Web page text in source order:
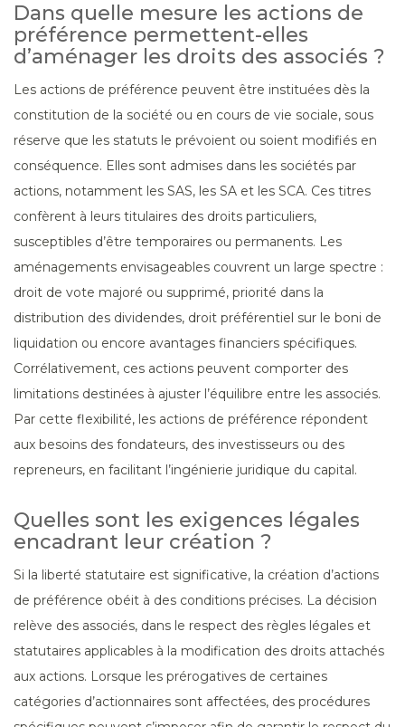
Dans quelle mesure les actions de
préférence permettent-elles
d’aménager les droits des associés ?
Les actions de préférence peuvent être instituées dès la
constitution de la société ou en cours de vie sociale, sous
réserve que les statuts le prévoient ou soient modifiés en
conséquence. Elles sont admises dans les sociétés par
actions, notamment les SAS, les SA et les SCA. Ces titres
confèrent à leurs titulaires des droits particuliers,
susceptibles d’être temporaires ou permanents. Les
aménagements envisageables couvrent un large spectre :
droit de vote majoré ou supprimé, priorité dans la
distribution des dividendes, droit préférentiel sur le boni de
liquidation ou encore avantages financiers spécifiques.
Corrélativement, ces actions peuvent comporter des
limitations destinées à ajuster l’équilibre entre les associés.
Par cette flexibilité, les actions de préférence répondent
aux besoins des fondateurs, des investisseurs ou des
repreneurs, en facilitant l’ingénierie juridique du capital.
Quelles sont les exigences légales
encadrant leur création ?
Si la liberté statutaire est significative, la création d’actions
de préférence obéit à des conditions précises. La décision
relève des associés, dans le respect des règles légales et
statutaires applicables à la modification des droits attachés
aux actions. Lorsque les prérogatives de certaines
catégories d’actionnaires sont affectées, des procédures